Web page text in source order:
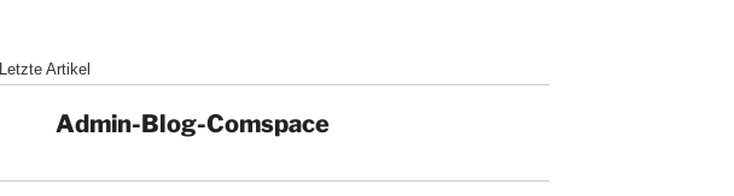
Letzte Artikel
Admin-Blog-Comspace